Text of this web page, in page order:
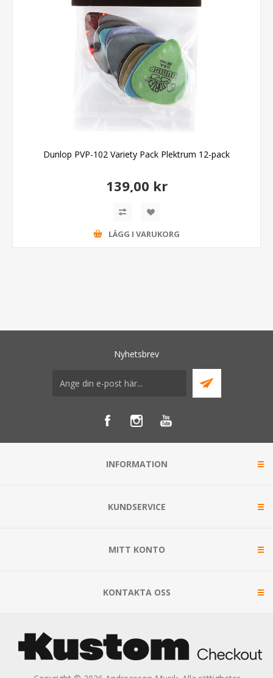
Dunlop PVP-102 Variety Pack Plektrum 12-pack
139,00 kr
LÄGG I VARUKORG
Nyhetsbrev
INFORMATION
KUNDSERVICE
MITT KONTO
KONTAKTA OSS